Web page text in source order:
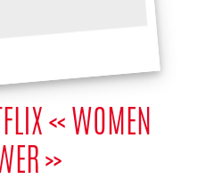
« WOMEN
»